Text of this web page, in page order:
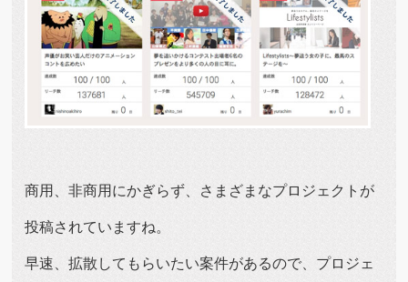
商用、非商用にかぎらず、さまざまなプロジェクトが
投稿されていますね。
早速、拡散してもらいたい案件があるので、プロジェ